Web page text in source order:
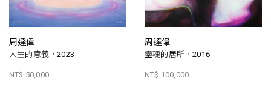
周達偉
人生的意義，2023
NT$ 50,000
周達偉
靈魂的居所，2016
NT$ 100,000